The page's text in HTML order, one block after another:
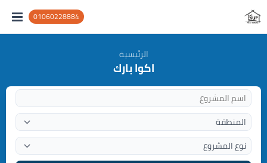
01060228884
الرئيسية
اكوا بارك